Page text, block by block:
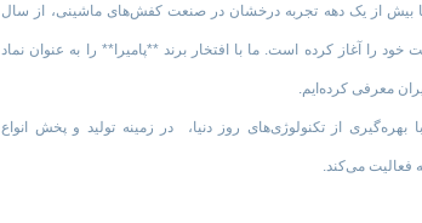
با بیش از یک دهه تجربه درخشان در صنعت کفش‌های ماشینی، از سال
خود را آغاز کرده است. ما با افتخار برند **پامیرا** را به عنوان نماد
معرفی کرده‌ایم.
بهره‌گیری از تکنولوژی‌های روز دنیا، در زمینه تولید و پخش انواع
فعالیت می‌کند.